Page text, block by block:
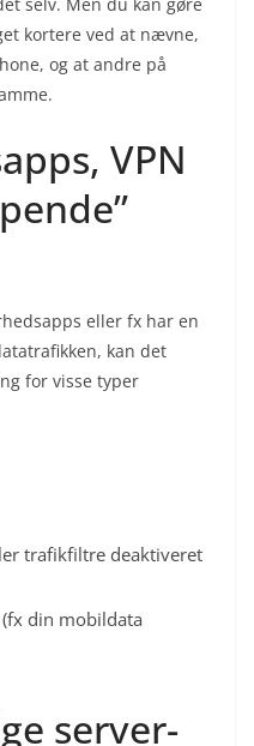
kortere ved at nævne,
og at andre på
VPN
eller fx har en
kan det
for visse typer
trafikfiltre deaktiveret
din mobildata
server-